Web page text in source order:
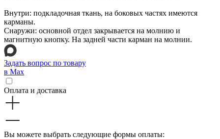
Внутри: подкладочная ткань, на боковых частях имеются
карманы.
Снаружи: основной отдел закрывается на молнию и
магнитную кнопку. На задней части карман на молнии.
Задать вопрос по товару
в Max
Оплата и доставка
Вы можете выбрать следующие формы оплаты: